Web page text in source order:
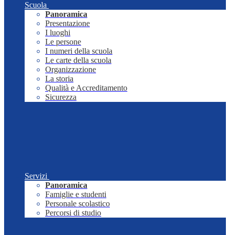
Scuola
Panoramica
Presentazione
I luoghi
Le persone
I numeri della scuola
Le carte della scuola
Organizzazione
La storia
Qualità e Accreditamento
Sicurezza
Servizi
Panoramica
Famiglie e studenti
Personale scolastico
Percorsi di studio